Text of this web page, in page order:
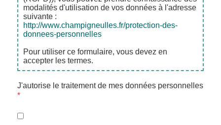
modalités d'utilisation de vos données à l'adresse
suivante :
http://www.champigneulles.fr/protection-des-
donnees-personnelles
Pour utiliser ce formulaire, vous devez en
accepter les termes.
J'autorise le traitement de mes données personnelles
*